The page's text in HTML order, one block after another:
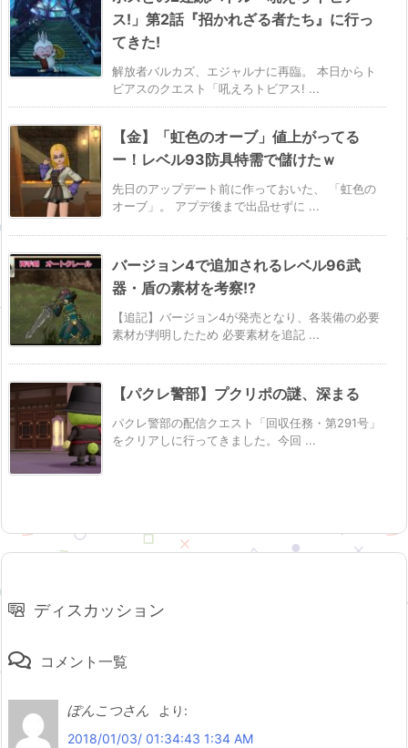
ス!」第2話『招かれざる者たち』に行っ
てきた!
解放者バルカズ、エジャルナに再臨。 本日からト
ビアスのクエスト「吼えろトビアス! ...
【金】「虹色のオーブ」値上がってる
ー！レベル93防具特需で儲けたｗ
先日のアップデート前に作っておいた、 「虹色の
オーブ」。 アプデ後まで出品せずに ...
バージョン4で追加されるレベル96武
器・盾の素材を考察!?
【追記】バージョン4が発売となり、各装備の必要
素材が判明したため 必要素材を追記 ...
【パクレ警部】プクリポの謎、深まる
パクレ警部の配信クエスト「回収任務・第291号」
をクリアしに行ってきました。今回 ...
ディスカッション
コメント一覧
ぽんこつさん
より:
2018/01/03/ 01:34:43 1:34 AM